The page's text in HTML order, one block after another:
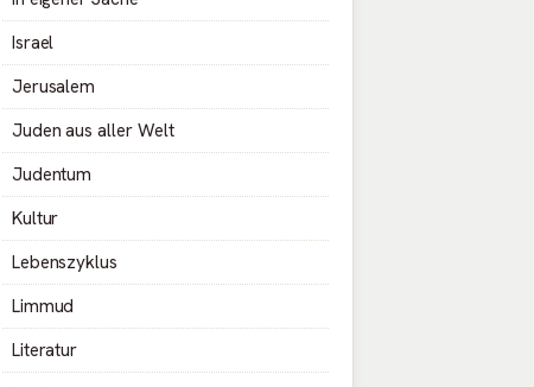
Israel
Jerusalem
Juden aus aller Welt
Judentum
Kultur
Lebenszyklus
Limmud
Literatur